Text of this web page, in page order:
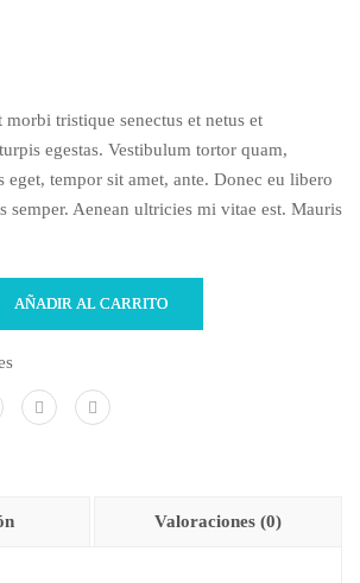
morbi tristique senectus et netus et
egestas. Vestibulum tortor quam,
tempor sit amet, ante. Donec eu libero
semper. Aenean ultricies mi vitae est. Mauris
AÑADIR AL CARRITO
Valoraciones (0)